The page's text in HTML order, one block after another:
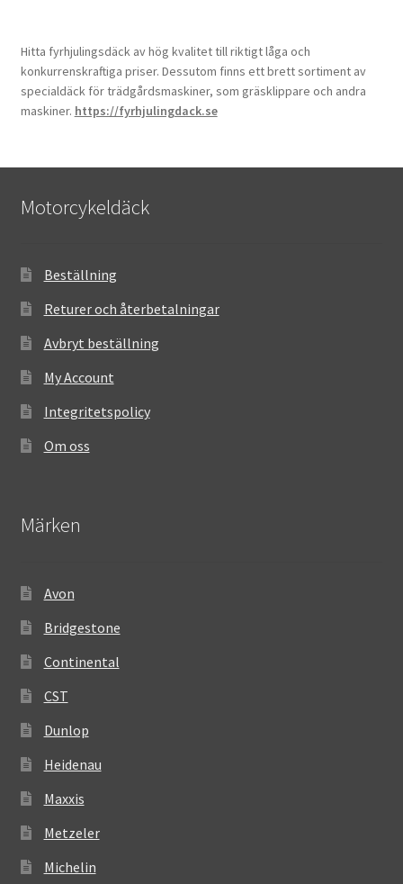
Hitta fyrhjulingsdäck av hög kvalitet till riktigt låga och
konkurrenskraftiga priser. Dessutom finns ett brett sortiment av
specialdäck för trädgårdsmaskiner, som gräsklippare och andra
maskiner. https://fyrhjulingdack.se
Motorcykeldäck
Beställning
Returer och återbetalningar
Avbryt beställning
My Account
Integritetspolicy
Om oss
Märken
Avon
Bridgestone
Continental
CST
Dunlop
Heidenau
Maxxis
Metzeler
Michelin